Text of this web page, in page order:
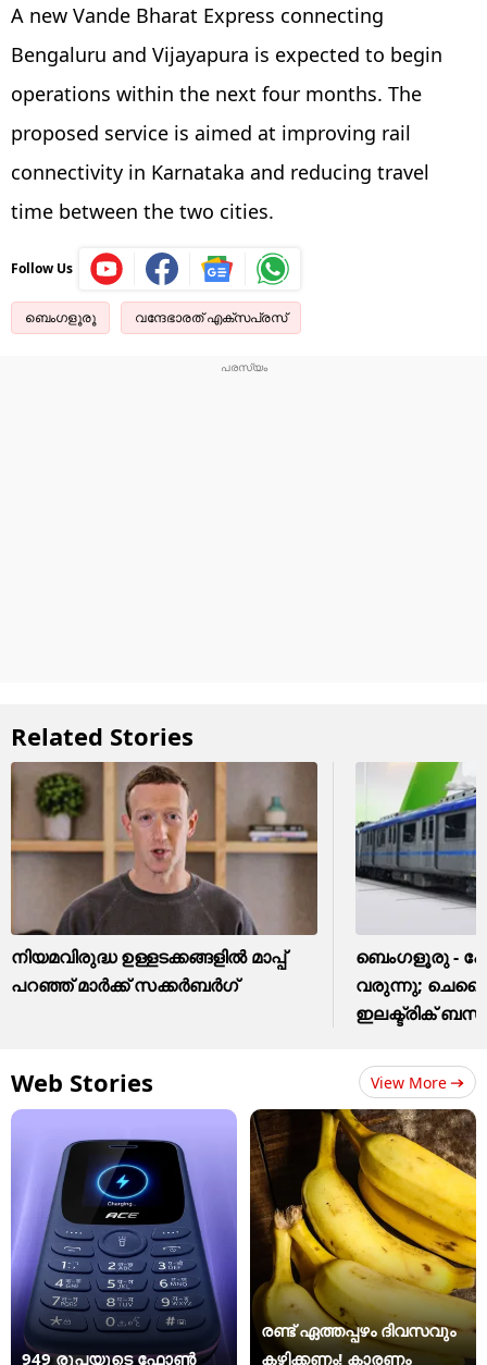
A new Vande Bharat Express connecting
Bengaluru and Vijayapura is expected to begin
operations within the next four months. The
proposed service is aimed at improving rail
connectivity in Karnataka and reducing travel
time between the two cities.
Follow Us
ബെംഗളൂരൂ വന്ദേഭാരത് എക്സപ്രസ്
Related Stories
നിയമവിരുദ്ധ ഉള്ളടക്കങ്ങളിൽ മാപ്പ്
പറഞ്ഞ് മാർക്ക് സക്കർബർഗ്
ബെംഗളൂരു -
വരുന്നു;
ഇലക്ട്രിക്
Web Stories View More
949 രൂപയുടെ ഫോൺ
രണ്ട് ഏത്തപ്പഴം ദിവസവും
കഴിക്കണം! കാരണം